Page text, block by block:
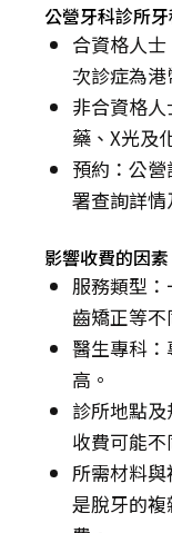
公營牙科診所
合資格人
次診症為港
非合資格
藥、X光及
預約：公
署查詢詳情
影響收費的因素
服務類型
齒矯正等不
醫生專科
高。
診所地點
收費可能不
所需材料
是脫牙的